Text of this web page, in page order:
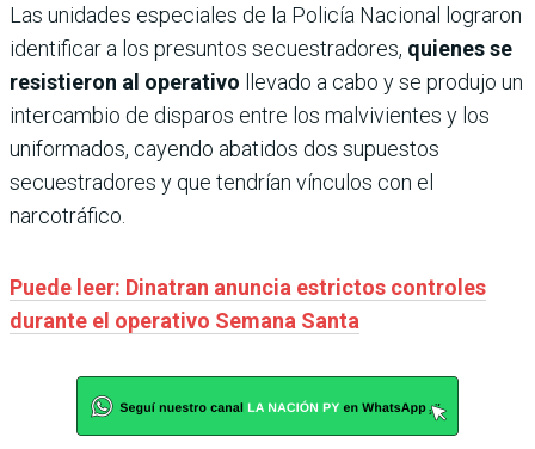
Las unidades especiales de la Policía Nacional lograron
identificar a los presuntos secuestradores, quienes se
resistieron al operativo llevado a cabo y se produjo un
intercambio de disparos entre los malvivientes y los
uniformados, cayendo abatidos dos supuestos
secuestradores y que tendrían vínculos con el
narcotráfico.
Puede leer: Dinatran anuncia estrictos controles
durante el operativo Semana Santa